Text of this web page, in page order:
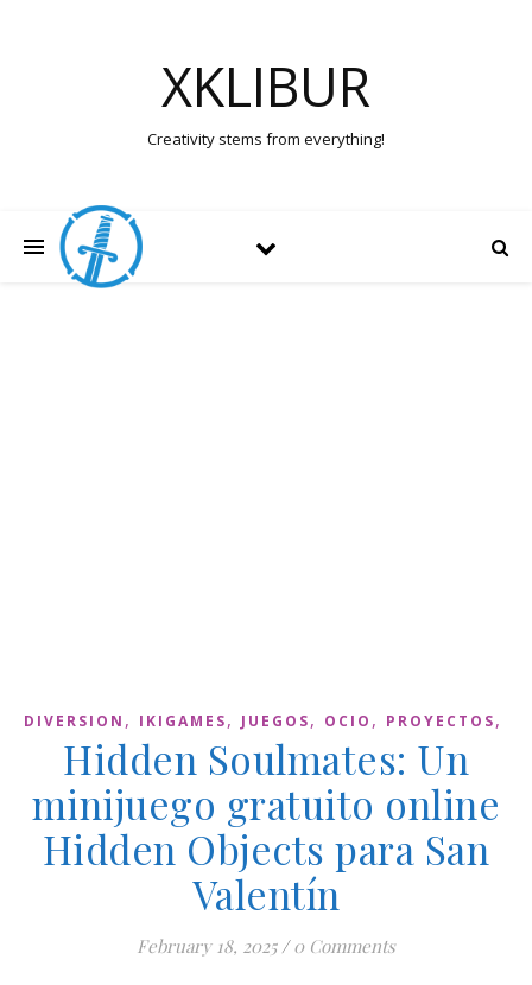
XKLIBUR
Creativity stems from everything!
DIVERSION , IKIGAMES, JUEGOS, OCIO , PROYECTOS,
Hidden Soulmates: Un
minijuego gratuito online
Hidden Objects para San
Valentín
February 18, 2025 / 0 Comments